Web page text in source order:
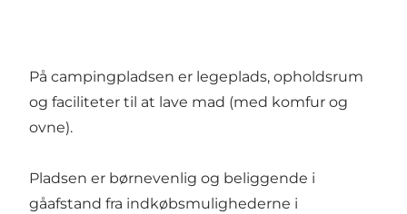
På campingpladsen er legeplads, opholdsrum
og faciliteter til at lave mad (med komfur og
ovne).
Pladsen er børnevenlig og beliggende i
gåafstand fra indkøbsmulighederne i